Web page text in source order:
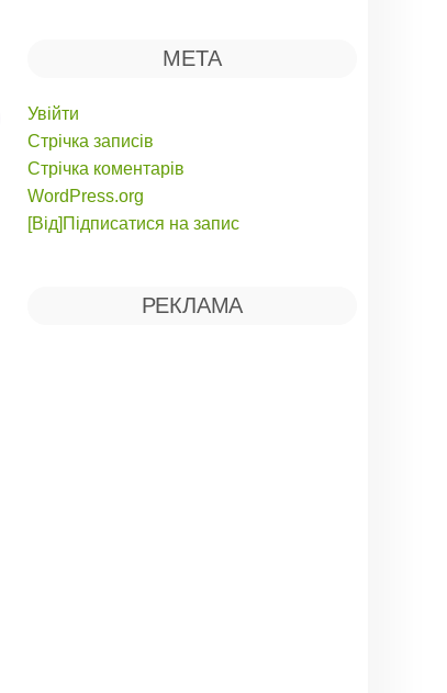
МЕТА
Увійти
Стрічка записів
Стрічка коментарів
WordPress.org
[Від]Підписатися на запис
РЕКЛАМА